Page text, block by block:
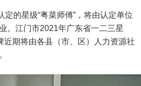
定的星级“粤菜师傅”，将由认定单位
。江门市2021年广东省一二三星
近期将由各县（市、区）人力资源社